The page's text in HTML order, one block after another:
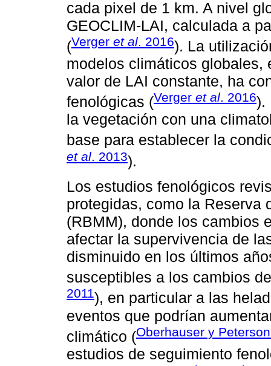
cada pixel de 1 km. A nivel
GEOCLIM-LAI, calculada a
(Verger et al. 2016). La
modelos climáticos globales,
valor de LAI constante, ha
fenológicas (Verger et al. 2016).
la vegetación con una
base para establecer la
et al . 2013).
Los estudios fenológicos
protegidas, como la Reserva
(RBMM), donde los cambios
afectar la supervivencia de
disminuido en los últimos
susceptibles a los cambios
2011), en particular a las
eventos que podrían
climático (Oberhauser y
estudios de seguimiento